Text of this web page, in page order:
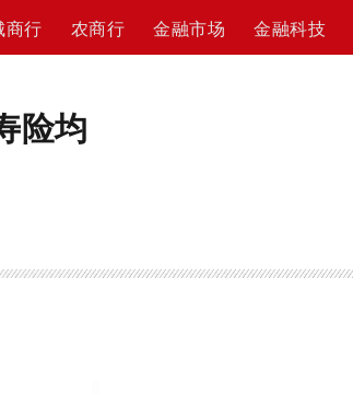
商行 农商行 金融市场 金融科技
险均